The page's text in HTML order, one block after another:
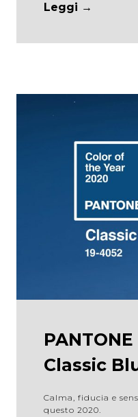
Leggi →
Classic
Calma, fiducia e
questo 2020.